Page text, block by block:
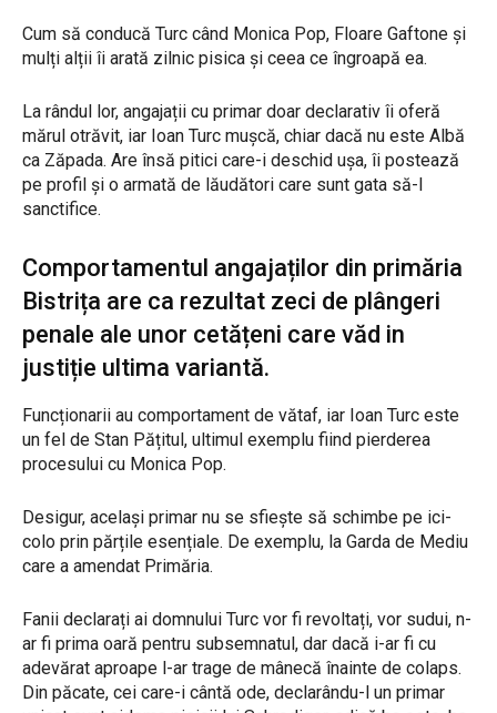
Cum să conducă Turc când Monica Pop, Floare Gaftone și
mulți alții îi arată zilnic pisica și ceea ce îngroapă ea.
La rândul lor, angajații cu primar doar declarativ îi oferă
mărul otrăvit, iar Ioan Turc mușcă, chiar dacă nu este Albă
ca Zăpada. Are însă pitici care-i deschid ușa, îi postează
pe profil și o armată de lăudători care sunt gata să-l
sanctifice.
Comportamentul angajaților din primăria
Bistrița are ca rezultat zeci de plângeri
penale ale unor cetățeni care văd in
justiție ultima variantă.
Funcționarii au comportament de vătaf, iar Ioan Turc este
un fel de Stan Pățitul, ultimul exemplu fiind pierderea
procesului cu Monica Pop.
Desigur, același primar nu se sfiește să schimbe pe ici-
colo prin părțile esențiale. De exemplu, la Garda de Mediu
care a amendat Primăria.
Fanii declarați ai domnului Turc vor fi revoltați, vor sudui, n-
ar fi prima oară pentru subsemnatul, dar dacă i-ar fi cu
adevărat aproape l-ar trage de mânecă înainte de colaps.
Din păcate, cei care-i cântă ode, declarându-l un primar